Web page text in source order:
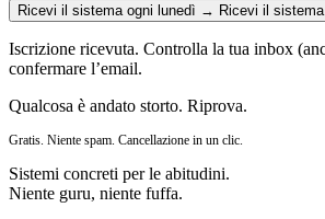
Ricevi il sistema ogni lunedì → Ricevi il
Iscrizione ricevuta. Controlla la tua inbox
confermare l’email.
Qualcosa è andato storto. Riprova.
Gratis. Niente spam. Cancellazione in un clic.
Sistemi concreti per le abitudini.
Niente guru, niente fuffa.